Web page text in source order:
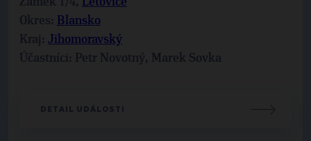
Okres: Blansko
Kraj: Jihomoravský
Účastníci: Petr Novotný, Marek Sovka
DETAIL UDÁLOSTI